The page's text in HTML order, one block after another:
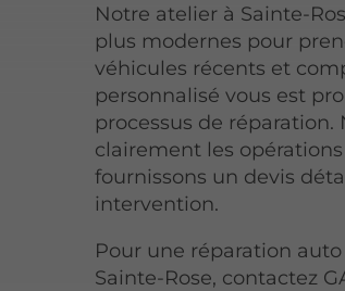
Notre atelier à Sainte-
plus modernes pour
véhicules récents et
personnalisé vous est
processus de réparation.
clairement les
fournissons un devis
intervention.
Pour une réparation
Sainte-Rose, contactez